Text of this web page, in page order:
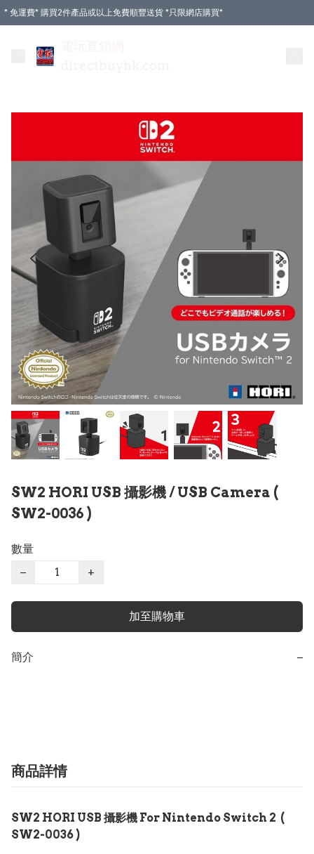
* 免運費* 購買2件產品或以上免費順豐送貨 *只限網店購買*
SW2 HORI USB 攝影機 / USB Camera (
SW2-0036 )
數量
−
+
加至購物車
簡介 −
商品詳情
SW2 HORI USB 攝影機 For Nintendo Switch 2 (
SW2-0036 )